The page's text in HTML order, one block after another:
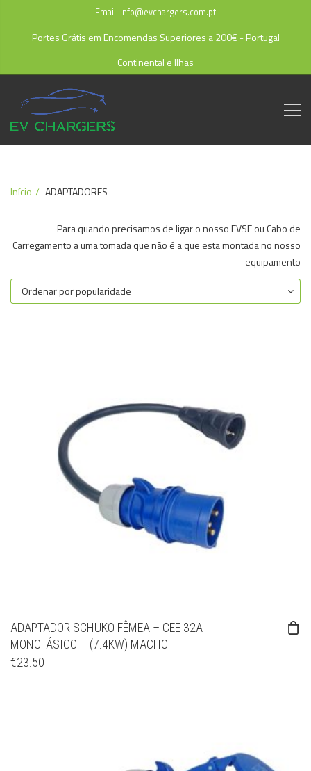
Email: info@evchargers.com.pt
Portes Grátis em Encomendas Superiores a 200€ - Portugal
Continental e Ilhas
Início ADAPTADORES
Para quando precisamos de ligar o nosso EVSE ou Cabo de
Carregamento a uma tomada que não é a que esta montada no nosso
equipamento
ADAPTADOR SCHUKO FÊMEA – CEE 32A
MONOFÁSICO – (7.4KW) MACHO
€23.50